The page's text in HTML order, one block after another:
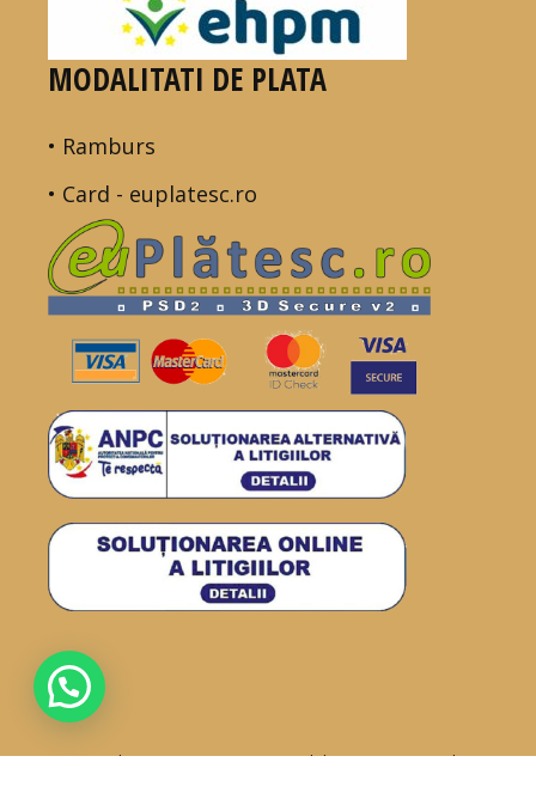
MODALITATI DE PLATA
• Ramburs
• Card - euplatesc.ro
Drepturi de autor: ICDA 2026· Institutul de Cercetare Dezvoltare